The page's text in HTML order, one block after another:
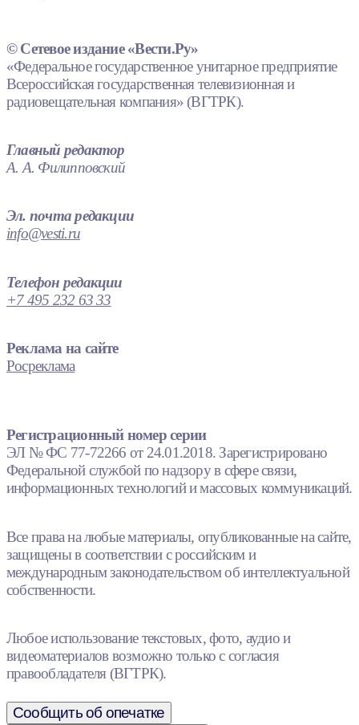
© Сетевое издание «Вести.Ру»
«Федеральное государственное унитарное предприятие
Всероссийская государственная телевизионная и
радиовещательная компания» (ВГТРК).
Главный редактор
А. А. Филипповский
Эл. почта редакции
info@vesti.ru
Телефон редакции
+7 495 232 63 33
Реклама на сайте
Росреклама
Регистрационный номер серии
ЭЛ № ФС 77-72266 от 24.01.2018. Зарегистрировано
Федеральной службой по надзору в сфере связи,
информационных технологий и массовых коммуникаций.
Все права на любые материалы, опубликованные на сайте,
защищены в соответствии с российским и
международным законодательством об интеллектуальной
собственности.
Любое использование текстовых, фото, аудио и
видеоматериалов возможно только с согласия
правообладателя (ВГТРК).
Сообщить об опечатке